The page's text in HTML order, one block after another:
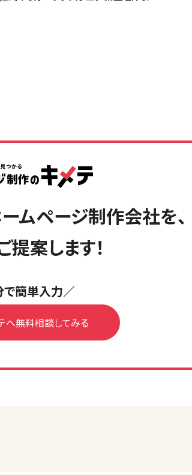
ムページ制作会社を、
提案します！
簡単入力／
へ無料相談してみる